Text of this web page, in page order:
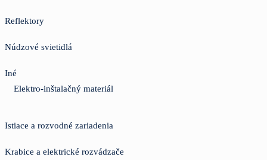
Reflektory
Núdzové svietidlá
Iné
Elektro-inštalačný materiál
Istiace a rozvodné zariadenia
Krabice a elektrické rozvádzače